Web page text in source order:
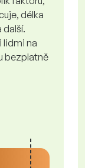
délka
další.
lidmi na
bezplatně